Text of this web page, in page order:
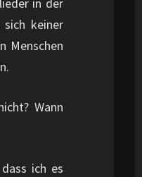
keiner
Menschen
Wann
ich es